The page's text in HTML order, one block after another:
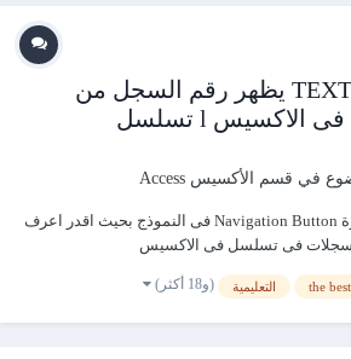
فكرة عمل TEXT BOX يظهر رقم السجل من
اجمالى السجلات فى الاكسيس l تسلسل
في قسم الأكسيس Access
شرح فكرة عمل نفس فكرة Navigation Button فى النموذج بحيث اقدر اعرف
فى تسلسل فى الاكسيس
التعليمية (و18 أكثر)